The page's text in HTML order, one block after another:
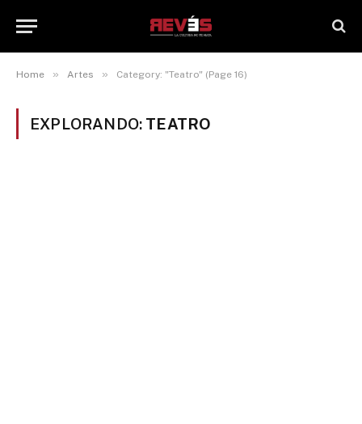
Home » Artes » Category: "Teatro" (Page 16)
EXPLORANDO: TEATRO